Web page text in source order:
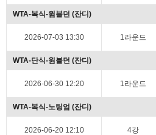
WTA-복식-윔블던 (잔디)
2026-07-03 13:30 1라운드
WTA-단식-윔블던 (잔디)
2026-06-30 12:20 1라운드
WTA-복식-노팅엄 (잔디)
2026-06-20 12:10 4강